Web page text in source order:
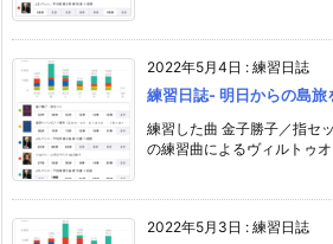
2022年5月4日 : 練習日誌
練習日誌- 明日からの島旅
練習した曲 金子勝子／指セ
の練習曲によるヴィルトゥ
2022年5月3日 : 練習日誌